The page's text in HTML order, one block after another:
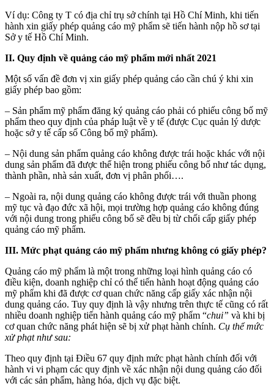
Ví dụ: Công ty T có địa chỉ trụ sở chính tại Hồ Chí Minh, khi tiến
hành xin giấy phép quảng cáo mỹ phẩm sẽ tiến hành nộp hồ sơ tại
Sở y tế Hồ Chí Minh.
II. Quy định về quảng cáo mỹ phẩm mới nhất 2021
Một số vấn đề đơn vị xin giấy phép quảng cáo cần chú ý khi xin
giấy phép bao gồm:
– Sản phẩm mỹ phẩm đăng ký quảng cáo phải có phiếu công bố mỹ
phẩm theo quy định của pháp luật về y tế (được Cục quản lý dược
hoặc sở y tế cấp số Công bố mỹ phẩm).
– Nội dung sản phẩm quảng cáo không được trái hoặc khác với nội
dung sản phẩm đã được thể hiện trong phiếu công bố như tác dụng,
thành phần, nhà sản xuất, đơn vị phân phối….
– Ngoài ra, nội dung quảng cáo không được trái với thuần phong
mỹ tục và đạo đức xã hội, mọi trường hợp quảng cáo không đúng
với nội dung trong phiếu công bố sẽ đều bị từ chối cấp giấy phép
quảng cáo mỹ phẩm.
III. Mức phạt quảng cáo mỹ phẩm nhưng không có giấy phép?
Quảng cáo mỹ phẩm là một trong những loại hình quảng cáo có
điều kiện, doanh nghiệp chỉ có thể tiến hành hoạt động quảng cáo
mỹ phẩm khi đã được cơ quan chức năng cấp giấy xác nhận nội
dung quảng cáo. Tuy quy định là vậy nhưng trên thực tế cũng có rất
nhiều doanh nghiệp tiến hành quảng cáo mỹ phẩm “chui” và khi bị
cơ quan chức năng phát hiện sẽ bị xử phạt hành chính. Cụ thể mức
xử phạt như sau:
Theo quy định tại Điều 67 quy định mức phạt hành chính đối với
hành vi vi phạm các quy định về xác nhận nội dung quảng cáo đối
với các sản phẩm, hàng hóa, dịch vụ đặc biệt.